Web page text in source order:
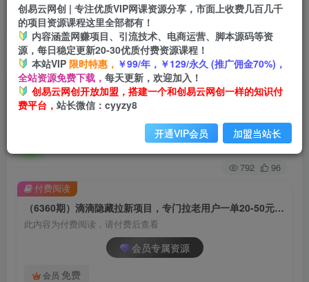
挂机 项目
脚本卡密
APP下载
GO
首页 创业课程 会员专属 正文
（6360期）滴滴隐藏拉新项目，专门拉老用户一
单20-50元奖励，提供入口和玩法教程
关注
792 96
（6360期）滴滴隐藏拉新项目，专门拉老用户一单20-50元奖励，提供入口和玩法教程
此内容为付费阅读，请付费后查看
会员专属资源
会员 免费
付费阅读
创易云网创 | 专注优质VIP网课资源分享，市面上收费几百几千
的项目资源课程这里全部都有！
内容涵盖网赚项目、引流技术、电商运营、脚本源码等资
源，每日稳定更新20-30优质付费资源课程！
本站VIP 限时特惠， ￥99/年，￥129/永久 (推广佣金70%)，
全站资源免费下载， 每天更新，欢迎加入！
创易云网创开放加盟，搭建一个和创易云网创一样的知识付
费平台， 站长微信：cyyzy8
开通VIP会员 加盟当站长